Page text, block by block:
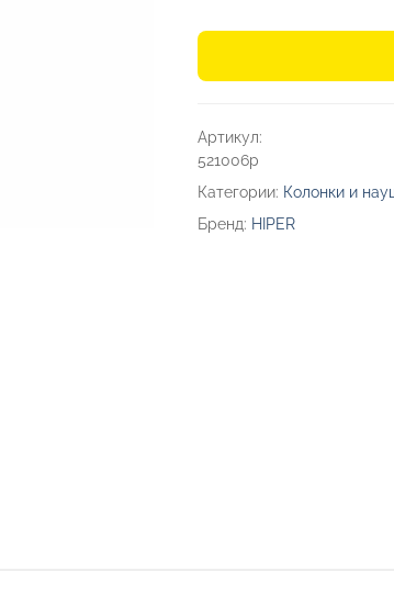
Беспроводные
TWS
«Smart
IoT
M1»
Артикул:
521006p
Категории: Колонки и
Бренд: HIPER